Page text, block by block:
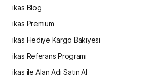
ikas Blog
ikas Premium
ikas Hediye Kargo Bakiyesi
ikas Referans Programı
ikas ile Alan Adı Satın Al